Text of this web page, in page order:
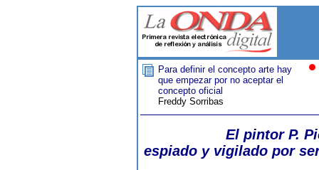
Para definir el concepto arte hay
que empezar por no aceptar el
concepto oficial
Freddy Sorribas
El pintor P.
espiado y vigilado por